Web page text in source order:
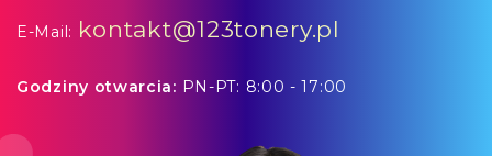
E-Mail: kontakt@123tonery.pl
Godziny otwarcia: PN-PT: 8:00 - 17:00